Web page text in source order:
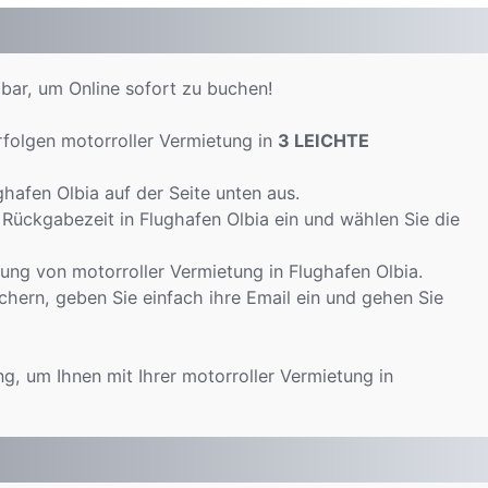
um Online sofort zu buchen!
motorroller Vermietung in 3 LEICHTE
Olbia auf der Seite unten aus.
in Flughafen Olbia ein und wählen Sie die
von motorroller Vermietung in Flughafen Olbia.
geben Sie einfach ihre Email ein und gehen Sie
um Ihnen mit Ihrer motorroller Vermietung in